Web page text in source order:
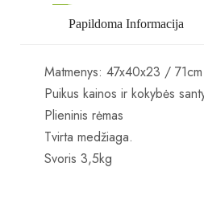
Papildoma Informacija
Matmenys: 47x40x23 / 71cm
Puikus kainos ir kokybės
Plieninis rėmas
Tvirta medžiaga.
Svoris 3,5kg